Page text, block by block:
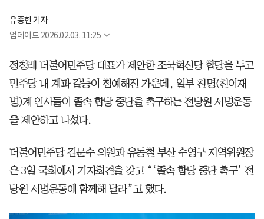
유종헌 기자
업데이트 2026.02.03. 11:25
정청래 더불어민주당 대표가 제안한 조국혁신당 합당을 두고
민주당 내 계파 갈등이 첨예해진 가운데, 일부 친명(친이재
명)계 인사들이 졸속 합당 중단을 촉구하는 전당원 서명운동
을 제안하고 나섰다.
더불어민주당 김문수 의원과 유동철 부산 수영구 지역위원장
은 3일 국회에서 기자회견을 갖고 “‘졸속 합당 중단 촉구’ 전
당원 서명운동에 함께해 달라”고 했다.